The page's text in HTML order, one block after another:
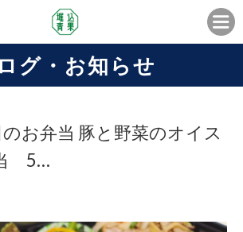
グ・お知らせ
お弁当 豚と野菜のオイス
5…